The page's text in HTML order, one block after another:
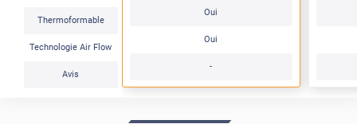
Thermoformable
Technologie Air Flow
Avis
Oui
Oui
-